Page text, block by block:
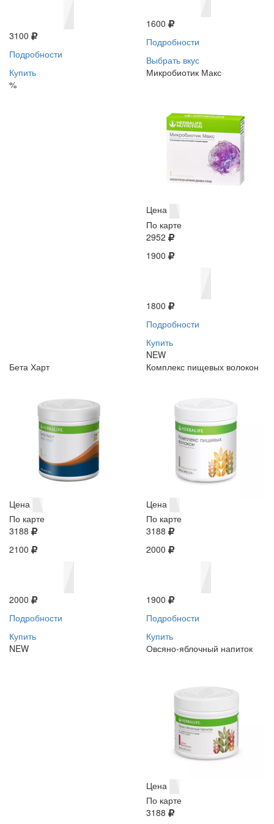
3100
Подробности
Купить
%
1600
Подробности
Выбрать вкус
Микробиотик Макс
Цена
По карте
2952
1900
1800
Подробности
Купить
NEW
Бета Харт
Цена
По карте
3188
2100
2000
Подробности
Купить
NEW
Комплекс пищевых волокон
Цена
По карте
3188
2000
1900
Подробности
Купить
Овсяно-яблочный напиток
Цена
По карте
3188